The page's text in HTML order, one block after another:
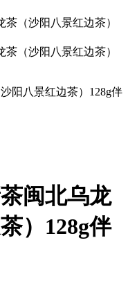
闽北乌龙
）128g伴